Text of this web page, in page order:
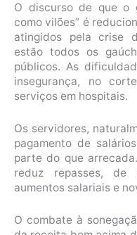
O discurso de que o
como vilões” é
atingidos pela crise
estão todos os
públicos. As
insegurança, no
serviços em hospitais.
Os servidores,
pagamento de
parte do que
reduz repasses,
aumentos salariais e
O combate à